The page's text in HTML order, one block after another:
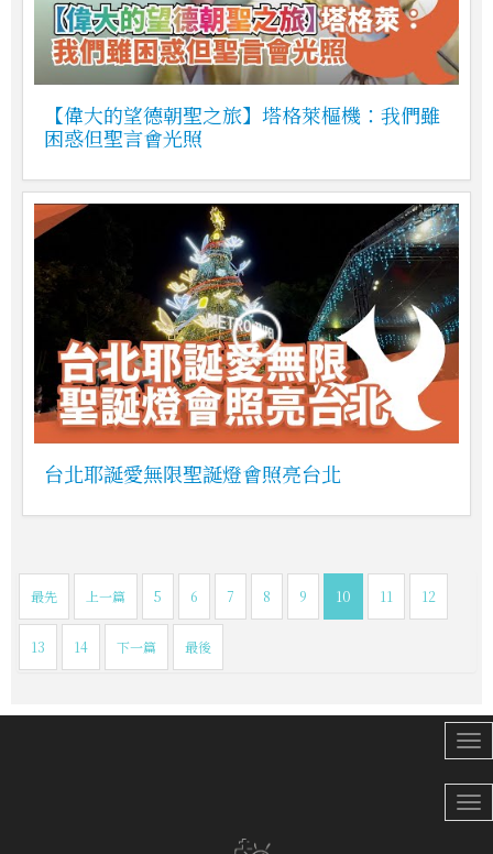
【偉大的望德朝聖之旅】塔格萊樞機：我們雖
困惑但聖言會光照
台北耶誕愛無限聖誕燈會照亮台北
最先 上一篇 5 6 7 8 9 10 11 12
13 14 下一篇 最後